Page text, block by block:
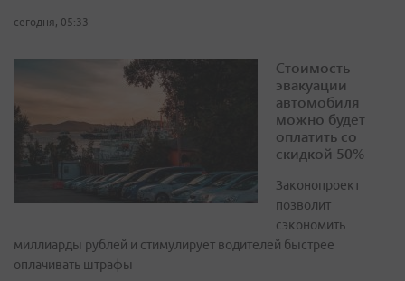
сегодня, 05:33
Стоимость
эвакуации
автомобиля
можно будет
оплатить со
скидкой 50%
Законопроект
позволит
сэкономить
миллиарды рублей и стимулирует водителей быстрее
оплачивать штрафы